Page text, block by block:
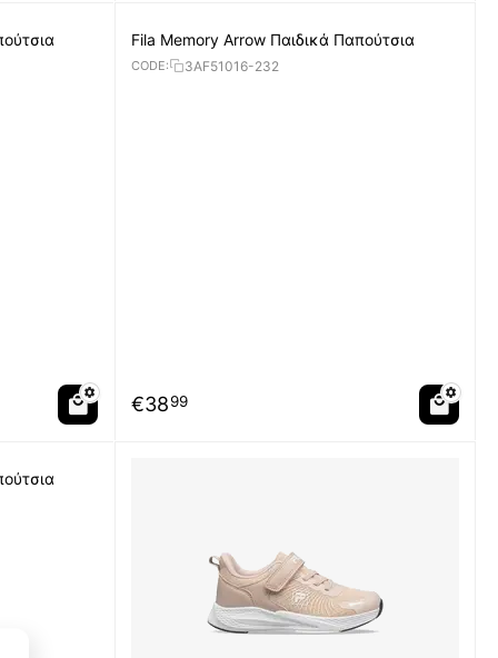
Fila Memory Arrow Παιδικά Παπούτσια
CODE: 3AF51016-232
€3899